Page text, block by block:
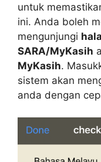
untuk
ini. Anda boleh
mengunjungi
SARA/MyKasih
MyKasih.
sistem akan
anda dengan